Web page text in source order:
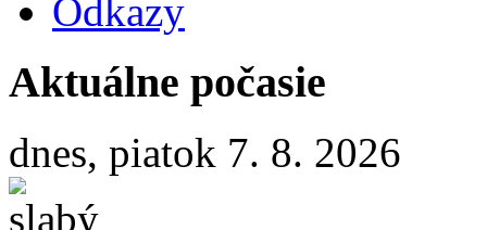
Odkazy
Aktuálne počasie
dnes, piatok 7. 8. 2026